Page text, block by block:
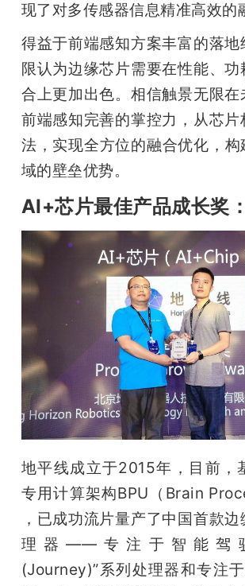
现了对多传感器信息精准高效的
得益于前端感知方案丰富的落
限认为边缘芯片需要在性能、
合上更加出色。相信触景无限
前端感知完善的掌控力，从芯
法，实现全方位的融合优化，
域的壁垒优势。
AI+芯片最佳产品成长奖
地平线成立于2015年，目前，
专用计算架构BPU（Brain
，已成功流片量产了中国首款
理器——专注于智能驾
(Journey)”系列处理器和专注